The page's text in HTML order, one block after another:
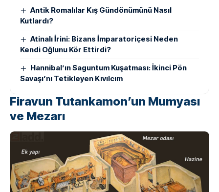
Antik Romalılar Kış Gündönümünü Nasıl
Kutlardı?
Atinalı İrini: Bizans İmparatoriçesi Neden
Kendi Oğlunu Kör Ettirdi?
Hannibal’ın Saguntum Kuşatması: İkinci Pön
Savaşı’nı Tetikleyen Kıvılcım
Firavun Tutankamon’un Mumyası
ve Mezarı